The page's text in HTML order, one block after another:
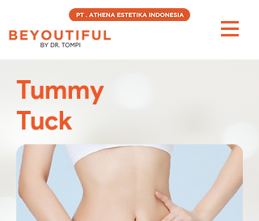
Tummy
Tuck